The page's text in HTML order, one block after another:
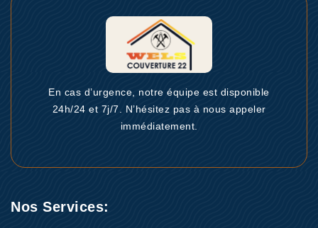
En cas d’urgence, notre équipe est disponible
24h/24 et 7j/7. N’hésitez pas à nous appeler
immédiatement.
Nos Services: